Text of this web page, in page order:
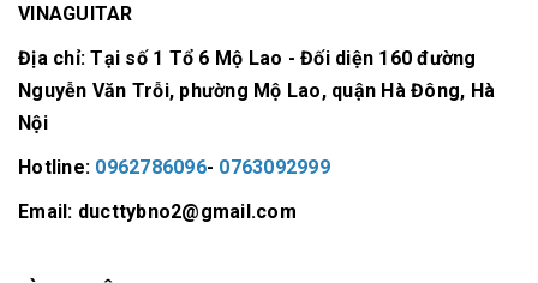
VINAGUITAR
Địa chỉ: Tại số 1 Tổ 6 Mộ Lao - Đối diện 160 đường
Nguyễn Văn Trỗi, phường Mộ Lao, quận Hà Đông, Hà
Nội
Hotline: 0962786096- 0763092999
Email: ducttybno2@gmail.com